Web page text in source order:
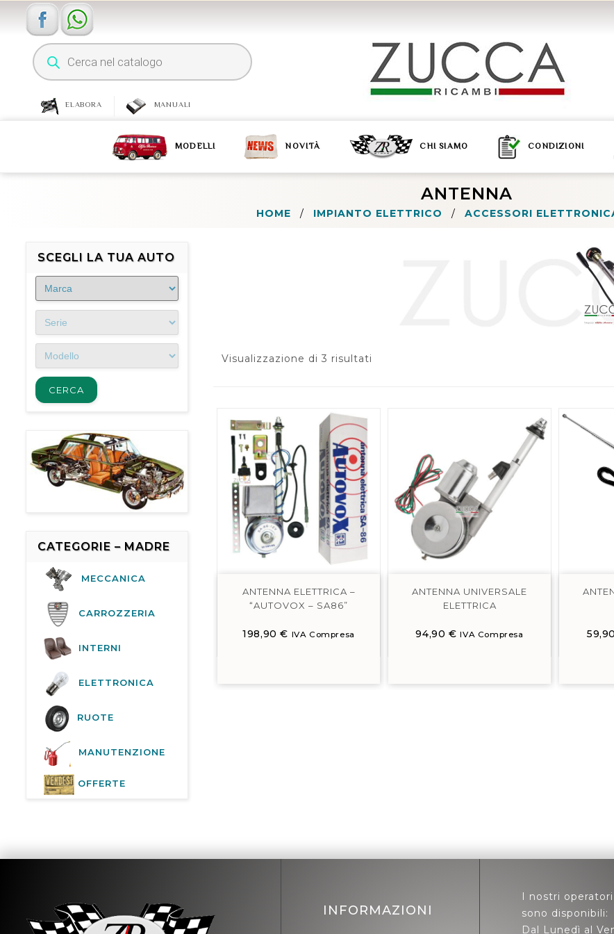
ELABORA MANUALI
MODELLI NOVITÀ CHI SIAMO CONDIZIONI
ANTENNA
HOME / IMPIANTO ELETTRICO / ACCESSORI
Visualizzazione di 3 risultati
ANTENNA ELETTRICA –
“AUTOVOX – SA86”
198,90€ IVA Compresa
ANTENNA UNIVERSALE
ELETTRICA
94,90€ IVA Compresa 59,90
SCEGLI LA TUA AUTO
CATEGORIE – MADRE
MECCANICA
CARROZZERIA
INTERNI
ELETTRONICA
RUOTE
MANUTENZIONE
OFFERTE
INFORMAZIONI
I nostri operatori
sono disponibili:
Dal Lunedì al